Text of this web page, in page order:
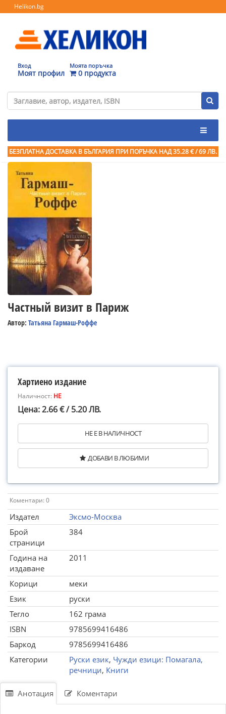
Helikon.bg
Вход
Моят профил
Моята поръчка
0 продукта
БЕЗПЛАТНА ДОСТАВКА В БЪЛГАРИЯ ПРИ ПОРЪЧКА НАД 35.28 € / 69 ЛВ.
Частный визит в Париж
Автор: Татьяна Гармаш-Роффе
Хартиено издание
Наличност: НЕ
Цена: 2.66 € / 5.20 ЛВ.
НЕ Е В НАЛИЧНОСТ
ДОБАВИ В ЛЮБИМИ
Коментари: 0
Издател
Эксмо-Москва
Брой
страници
384
Година на
издаване
2011
Корици
меки
Език
руски
Тегло
162 грама
ISBN
9785699416486
Баркод
9785699416486
Категории
Руски език, Чужди езици: Помагала,
речници, Книги
Анотация Коментари